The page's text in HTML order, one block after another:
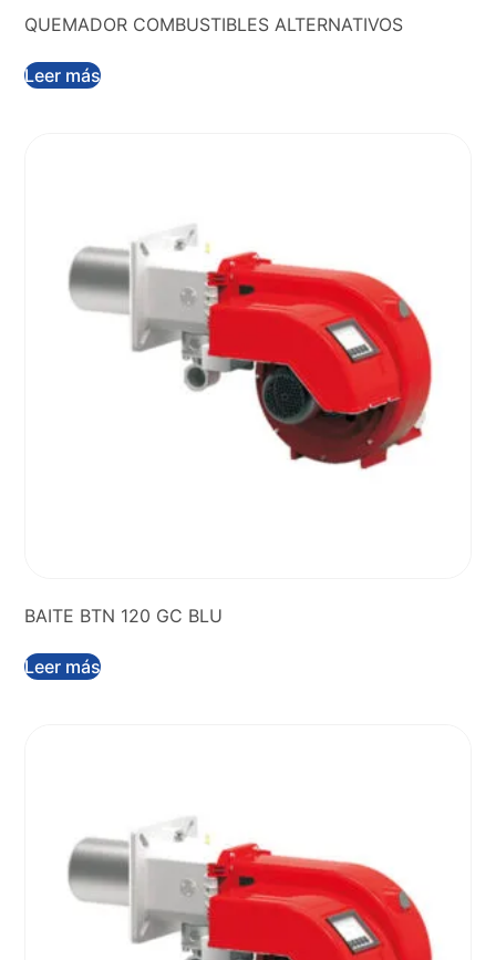
QUEMADOR COMBUSTIBLES ALTERNATIVOS
Leer más
BAITE BTN 120 GC BLU
Leer más